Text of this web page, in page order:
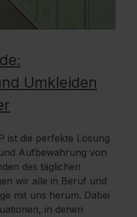
Umkleiden
ist die perfekte Lösung
Aufbewahrung von
des täglichen
wir alle in Beruf und
mit uns herum. Dabei
in denen